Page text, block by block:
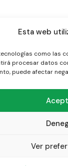
Esta web
como las
procesar datos
puede afectar
Ver